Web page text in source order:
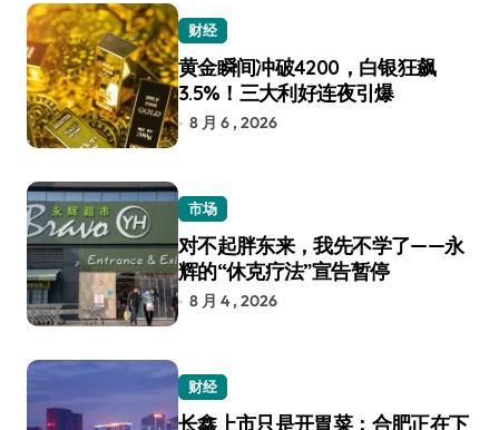
财经
黄金瞬间冲破4200，白银狂飙
3.5%！三大利好连夜引爆
8 月 6 , 2026
市场
对不起胖东来，我先不学了——永
辉的“休克疗法”宣告暂停
8 月 4 , 2026
财经
长鑫上市只是开胃菜：合肥正在下